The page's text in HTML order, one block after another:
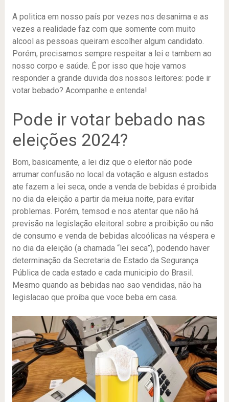
A politica em nosso país por vezes nos desanima e as
vezes a realidade faz com que somente com muito
alcool as pessoas queiram escolher algum candidato.
Porém, precisamos sempre respeitar a lei e tambem ao
nosso corpo e saúde. É por isso que hoje vamos
responder a grande duvida dos nossos leitores: pode ir
votar bebado? Acompanhe e entenda!
Pode ir votar bebado nas
eleições 2024?
Bom, basicamente, a lei diz que o eleitor não pode
arrumar confusão no local da votação e algusn estados
ate fazem a lei seca, onde a venda de bebidas é proibida
no dia da eleição a partir da meiua noite, para evitar
problemas. Porém, temsod e nos atentar que não há
previsão na legislação eleitoral sobre a proibição ou não
de consumo e venda de bebidas alcoólicas na véspera e
no dia da eleição (a chamada “lei seca”), podendo haver
determinação da Secretaria de Estado da Segurança
Pública de cada estado e cada municipio do Brasil.
Mesmo quando as bebidas nao sao vendidas, não ha
legislacao que proiba que voce beba em casa.